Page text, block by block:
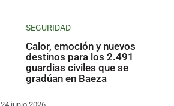
SEGURIDAD
Calor, emoción y nuevos
destinos para los 2.491
guardias civiles que se
gradúan en Baeza